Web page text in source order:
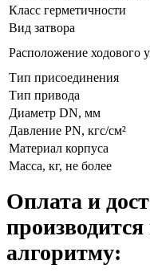
Класс герметичности
Вид затвора
Расположение ходового
Тип присоединения
Тип привода
Диаметр DN, мм
Давление PN, кгс/см²
Материал корпуса
Масса, кг, не более
Оплата и
алгоритму: